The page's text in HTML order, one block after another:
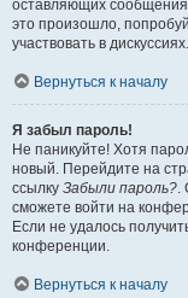
оставляющих
это произошло,
участвовать в дискуссиях.
Вернуться к началу
Я забыл пароль!
Не паникуйте! Хотя
новый. Перейдите на
ссылку Забыли пароль?.
сможете войти на
Если не удалось
конференции.
Вернуться к началу